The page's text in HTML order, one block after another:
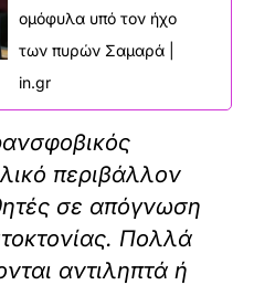
ομόφυλα υπό τον ήχο
των πυρών Σαμαρά |
in.gr
περιβάλλον
σε απόγνωση
Πολλά
αντιληπτά ή